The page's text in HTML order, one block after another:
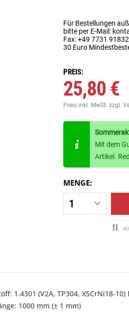
Für Bestellungen
bitte per E-Mail:
Fax: +49 7731
30 Euro
PREIS:
25,80 €
Preis inkl. MwSt.zzgl.
Mit dem
Artikel.
MENGE:
1.4301 (V2A, TP304, X5CrNi18-
1000 mm (± 1 mm)